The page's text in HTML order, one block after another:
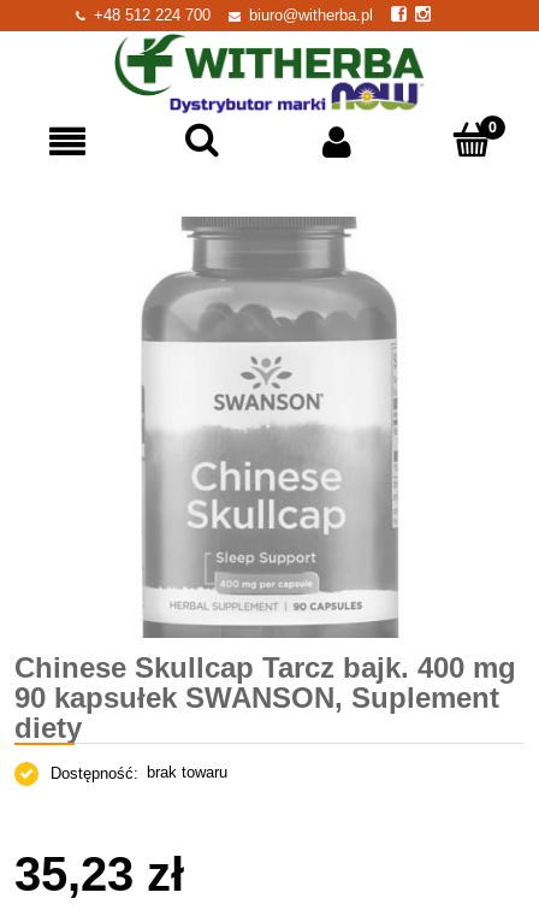
+48 512 224 700 biuro@witherba.pl
Chinese Skullcap Tarcz bajk. 400 mg
90 kapsułek SWANSON, Suplement
diety
Dostępność: brak towaru
35,23 zł